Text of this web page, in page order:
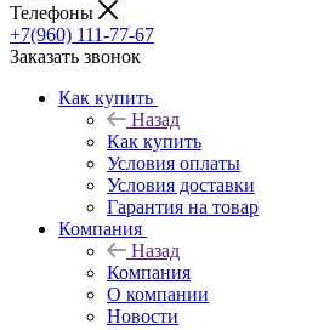
Телефоны
+7(960) 111-77-67
Заказать звонок
Как купить
Назад
Как купить
Условия оплаты
Условия доставки
Гарантия на товар
Компания
Назад
Компания
О компании
Новости